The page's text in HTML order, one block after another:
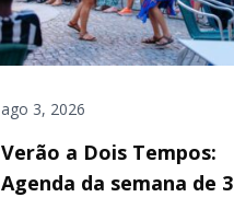
ago 3, 2026
Verão a Dois Tempos:
Agenda da semana de 3